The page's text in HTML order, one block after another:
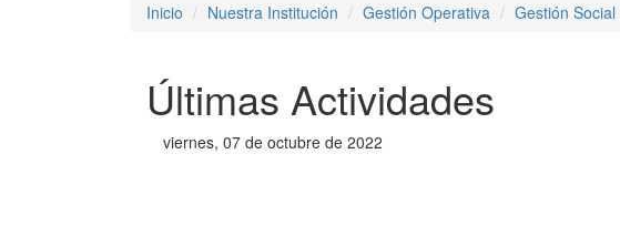
Inicio
Nuestra Institución Gestión Operativa Gestión Social
Últimas Actividades
viernes, 07 de octubre de 2022